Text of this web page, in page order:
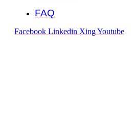
FAQ
Facebook Linkedin XingYoutube